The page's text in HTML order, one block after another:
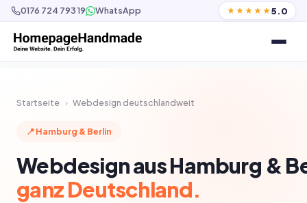
0176 724 793 19 WhatsApp ★★★★★5.0
Startseite › Webdesign deutschlandweit
📍 Hamburg & Berlin
Webdesign aus Hamburg &
ganz Deutschland.